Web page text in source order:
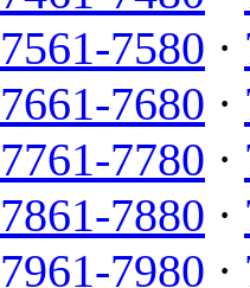
7561-7580 ·
7661-7680 ·
7761-7780 ·
7861-7880 ·
7961-7980 ·